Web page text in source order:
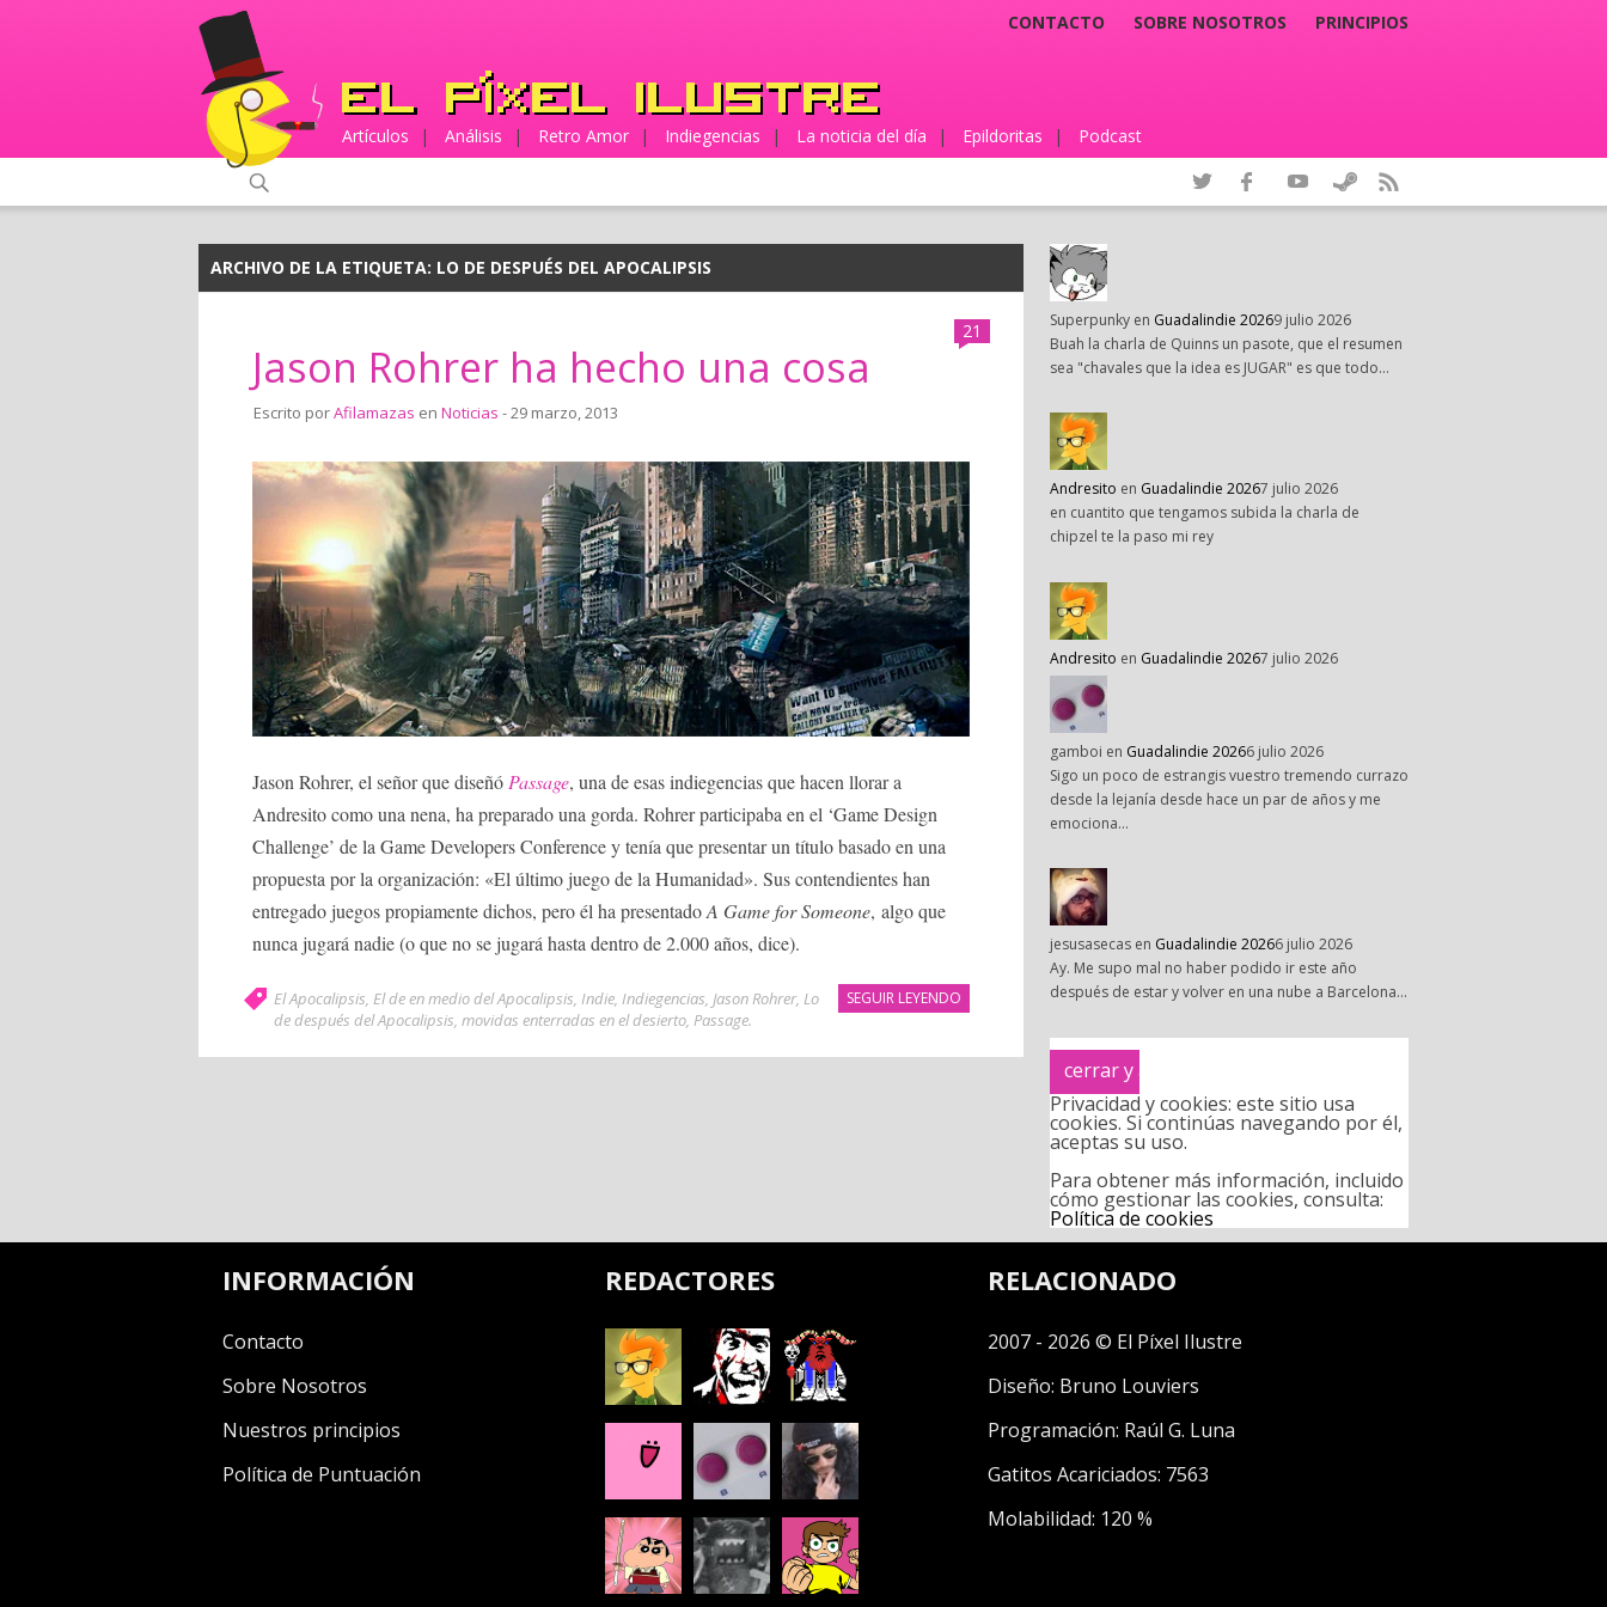
CONTACTO SOBRE NOSOTROS PRINCIPIOS
Artículos | Análisis | Retro Amor | Indiegencias | La noticia del día | Epildoritas | Podcast
ARCHIVO DE LA ETIQUETA: LO DE DESPUÉS DEL APOCALIPSIS
21
Jason Rohrer ha hecho una cosa
Escrito porAfilamazas en Noticias - 29 marzo, 2013
Jason Rohrer, el señor que diseñóPassage, una de esas indiegencias que hacen llorar a
Andresito como una nena, ha preparado una gorda. Rohrer participaba en el ‘Game Design
Challenge’ de la Game Developers Conference y tenía que presentar un título basado en una
propuesta por la organización: «El último juego de la Humanidad». Sus contendientes han
entregado juegos propiamente dichos, pero él ha presentadoA Game for Someone, algo que
nunca jugará nadie (o que no se jugará hasta dentro de 2.000 años, dice).
SEGUIR LEYENDO
El Apocalipsis, El de en medio del Apocalipsis, Indie, Indiegencias, Jason Rohrer, Lo
de después del Apocalipsis, movidas enterradas en el desierto, Passage.
Superpunky en Guadalindie 20269 julio 2026
Buah la charla de Quinns un pasote, que el resumen
sea "chavales que la idea es JUGAR" es que todo…
Andresito en Guadalindie 20267 julio 2026
en cuantito que tengamos subida la charla de
chipzel te la paso mi rey
Andresito en Guadalindie 20267 julio 2026
gamboi en Guadalindie 20266 julio 2026
Sigo un poco de estrangis vuestro tremendo currazo
desde la lejanía desde hace un par de años y me
emociona…
jesusasecas en Guadalindie 20266 julio 2026
Ay. Me supo mal no haber podido ir este año
después de estar y volver en una nube a Barcelona…
Privacidad y cookies: este sitio usa
cookies. Si continúas navegando por él,
aceptas su uso.
Para obtener más información, incluido
cómo gestionar las cookies, consulta:
Política de cookies
INFORMACIÓN
Contacto
Sobre Nosotros
Nuestros principios
Política de Puntuación
REDACTORES RELACIONADO
2007 - 2026 © El Píxel Ilustre
Diseño: Bruno Louviers
Programación: Raúl G. Luna
Gatitos Acariciados: 7563
Molabilidad: 120 %